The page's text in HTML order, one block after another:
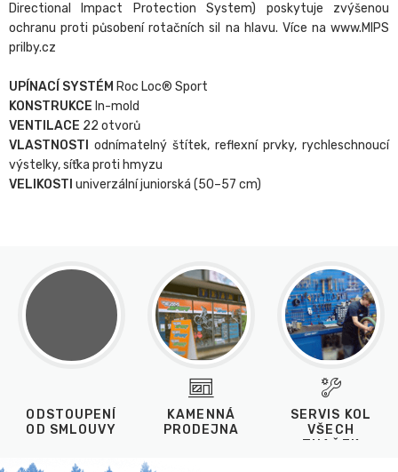
Directional Impact Protection System) poskytuje zvýšenou
ochranu proti působení rotačních sil na hlavu. Více na www.MIPS
prilby.cz
UPÍNACÍ SYSTÉM Roc Loc® Sport
KONSTRUKCE In-mold
VENTILACE 22 otvorů
VLASTNOSTI
odnímatelný štítek, reflexní prvky, rychleschnoucí
výstelky, síťka proti hmyzu
VELIKOSTI univerzální juniorská (50–57 cm)
ODSTOUPENÍ
OD SMLOUVY
KAMENNÁ
PRODEJNA
SERVIS KOL
VŠECH
ZNAČEK